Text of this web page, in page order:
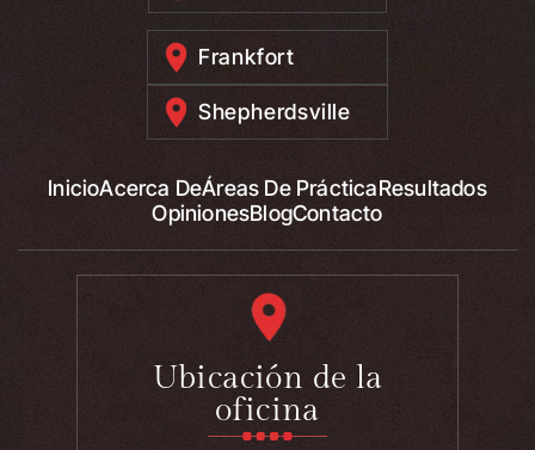
Frankfort
Shepherdsville
InicioAcerca DeÁreas De PrácticaResultados
OpinionesBlogContacto
Ubicación de la
oficina